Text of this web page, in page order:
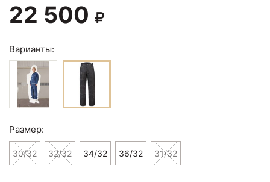
22 500
Варианты:
Размер:
30/32 32/32 34/32 36/32 31/32